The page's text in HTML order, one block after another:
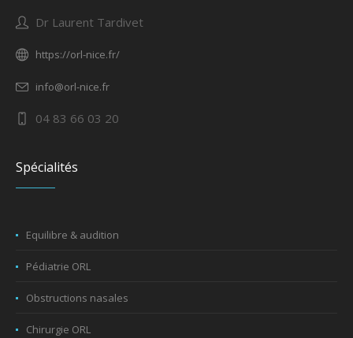
Dr Laurent Tardivet
https://orl-nice.fr/
info@orl-nice.fr
04 83 66 03 20
Spécialités
Equilibre & audition
Pédiatrie ORL
Obstructions nasales
Chirurgie ORL